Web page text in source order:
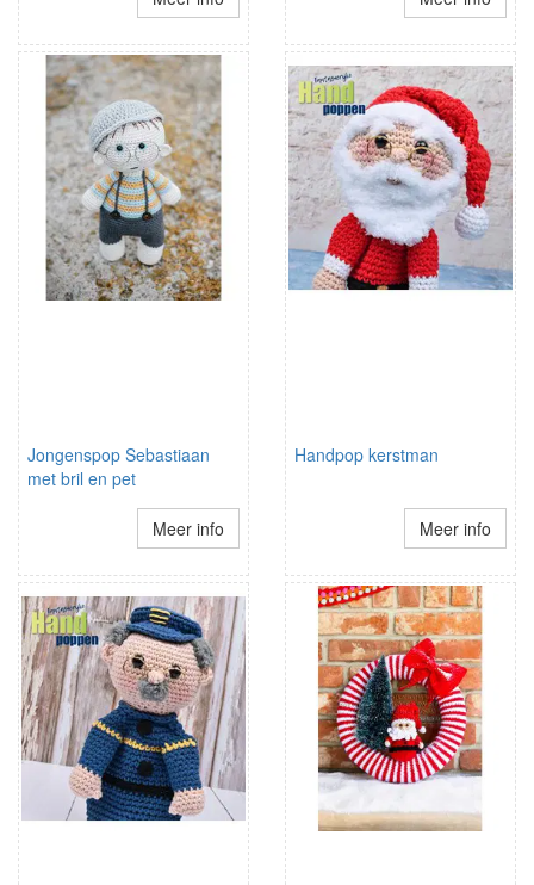
Jongenspop Sebastiaan
met bril en pet
Meer info
Handpop kerstman
Meer info